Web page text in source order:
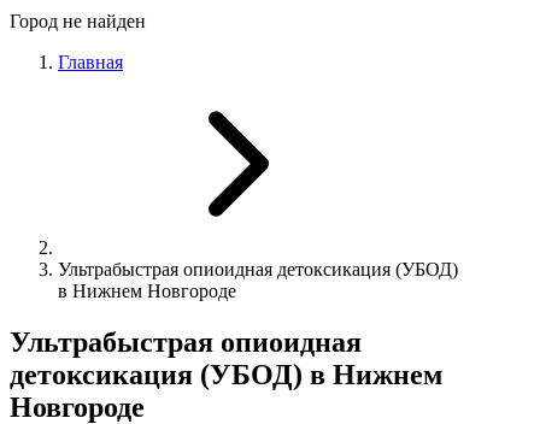
Город не найден
Главная
Ультрабыстрая опиоидная детоксикация (УБОД)
в Нижнем Новгороде
Ультрабыстрая опиоидная
детоксикация (УБОД) в Нижнем
Новгороде